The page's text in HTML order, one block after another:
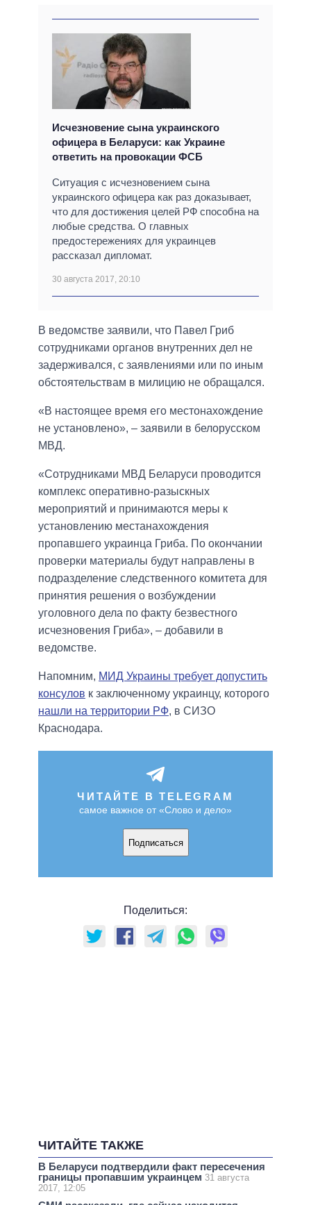
Исчезновение сына украинского
офицера в Беларуси: как Украине
ответить на провокации ФСБ
Ситуация с исчезновением сына
украинского офицера как раз доказывает,
что для достижения целей РФ способна на
любые средства. О главных
предостережениях для украинцев
рассказал дипломат.
30 августа 2017, 20:10
В ведомстве заявили, что Павел Гриб
сотрудниками органов внутренних дел не
задерживался, с заявлениями или по иным
обстоятельствам в милицию не обращался.
«В настоящее время его местонахождение
не установлено», – заявили в белорусском
МВД.
«Сотрудниками МВД Беларуси проводится
комплекс оперативно-разыскных
мероприятий и принимаются меры к
установлению местанахождения
пропавшего украинца Гриба. По окончании
проверки материалы будут направлены в
подразделение следственного комитета для
принятия решения о возбуждении
уголовного дела по факту безвестного
исчезновения Гриба», – добавили в
ведомстве.
Напомним, МИД Украины требует допустить
консулов к заключенному украинцу, которого
нашли на территории РФ, в СИЗО
Краснодара.
ЧИТАЙТЕ В TELEGRAM
самое важное от «Слово и дело»
Подписаться
Поделиться:
ЧИТАЙТЕ ТАКЖЕ
В Беларуси подтвердили факт пересечения
границы пропавшим украинцем 31 августа
2017, 12:05